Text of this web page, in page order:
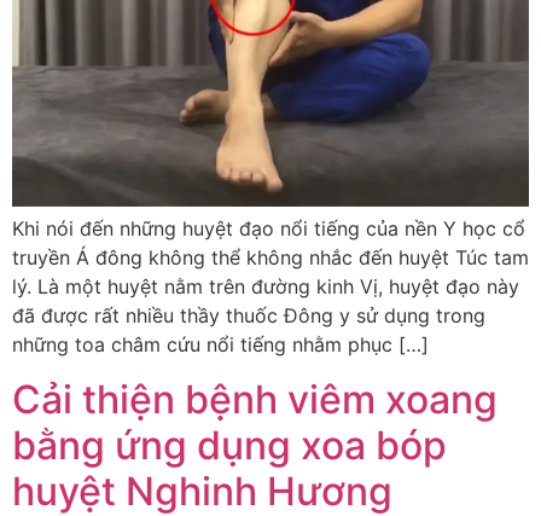
Khi nói đến những huyệt đạo nổi tiếng của nền Y học cổ
truyền Á đông không thể không nhắc đến huyệt Túc tam
lý. Là một huyệt nằm trên đường kinh Vị, huyệt đạo này
đã được rất nhiều thầy thuốc Đông y sử dụng trong
những toa châm cứu nổi tiếng nhằm phục […]
Cải thiện bệnh viêm xoang
bằng ứng dụng xoa bóp
huyệt Nghinh Hương